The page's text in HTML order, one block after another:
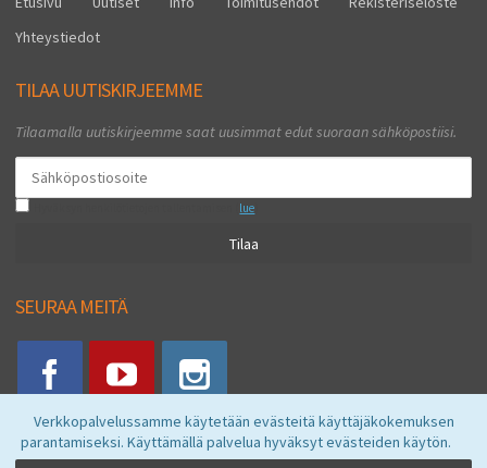
Verkkopalvelussamme käytetään evästeitä käyttäjäkokemuksen
parantamiseksi. Käyttämällä palvelua hyväksyt evästeiden käytön.
Yhteystiedot
TILAA UUTISKIRJEEMME
Tilaamalla uutiskirjeemme saat uusimmat edut suoraan sähköpostiisi.
lue
Tilaa
SEURAA MEITÄ
Vkstore © 2026